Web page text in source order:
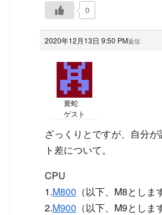
0
2020年12月13日 9:50 PM返信
黄蛇
ゲスト
ざっくりとですが、自分
ト差について。
CPU
1.M800 （以下、M8としま
2.M900 （以下、M9としま